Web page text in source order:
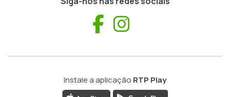
Facebook
Instale a aplicação RTP Play